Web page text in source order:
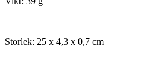
Storlek: 25 x 4,3 x 0,7 cm